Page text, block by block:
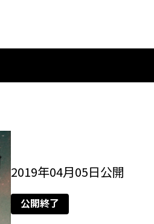
2019年04月05日公開
公開終了